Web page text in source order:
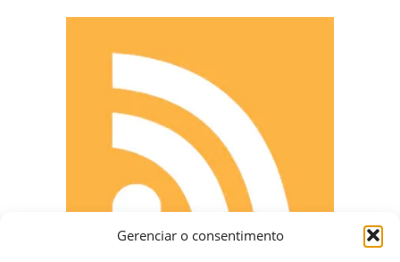
Gerenciar o consentimento